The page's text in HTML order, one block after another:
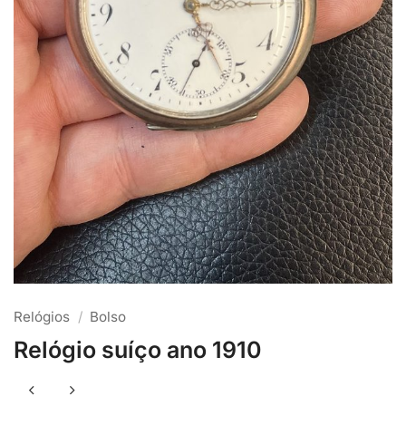
Relógios / Bolso
Relógio suíço ano 1910